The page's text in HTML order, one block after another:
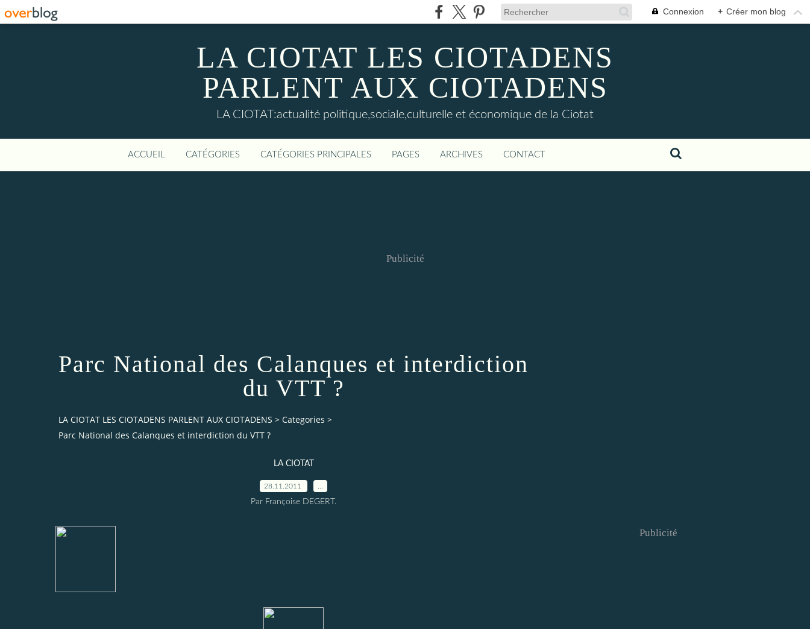
Connexion + Créer mon blog
LA CIOTAT LES CIOTADENS
PARLENT AUX CIOTADENS
LA CIOTAT:actualité politique,sociale,culturelle et économique de la Ciotat
ACCUEIL CATÉGORIES CATÉGORIES PRINCIPALES PAGES ARCHIVES CONTACT
Publicité
Parc National des Calanques et interdiction
du VTT ?
LA CIOTAT LES CIOTADENS PARLENT AUX CIOTADENS > Categories >
Parc National des Calanques et interdiction du VTT ?
LA CIOTAT
28.11.2011
Par Françoise DEGERT.
Publicité